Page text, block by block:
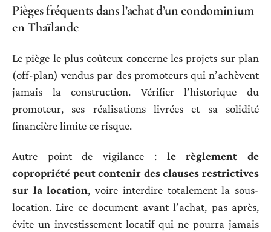
Pièges fréquents dans l’achat d’un condominium
en Thaïlande
Le piège le plus coûteux concerne les projets sur plan
(off-plan) vendus par des promoteurs qui n’achèvent
jamais la construction. Vérifier l’historique du
promoteur, ses réalisations livrées et sa solidité
financière limite ce risque.
Autre point de vigilance : le règlement de
copropriété peut contenir des clauses restrictives
sur la location, voire interdire totalement la sous-
location. Lire ce document avant l’achat, pas après,
évite un investissement locatif qui ne pourra jamais